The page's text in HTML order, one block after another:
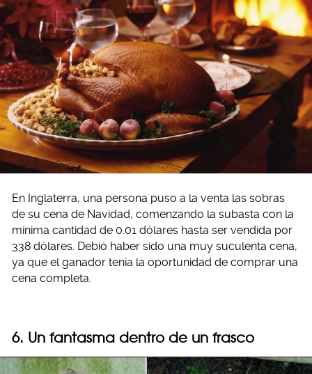
En Inglaterra, una persona puso a la venta las sobras
de su cena de Navidad, comenzando la subasta con la
mínima cantidad de 0.01 dólares hasta ser vendida por
338 dólares. Debió haber sido una muy suculenta cena,
ya que el ganador tenía la oportunidad de comprar una
cena completa.
6. Un fantasma dentro de un frasco